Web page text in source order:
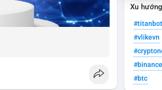
Xu
#titanbot
#vlikevn
#btc